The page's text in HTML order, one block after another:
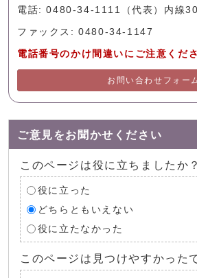
電話: 0480-34-1111（代表）内線
ファックス: 0480-34-1147
電話番号のかけ間違いにご注意くだ
お問い合わせフォー
ご意見をお聞かせください
このページは役に立ちましたか？
役に立った
どちらともいえない
役に立たなかった
このページは見つけやすかった